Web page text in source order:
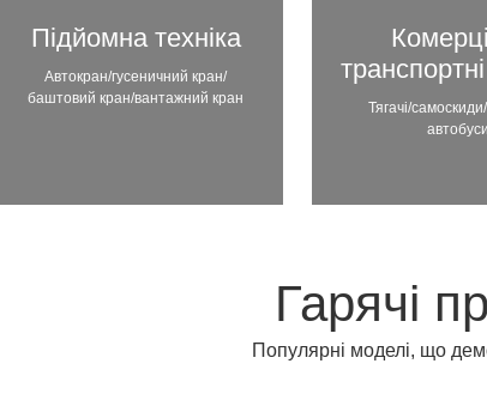
Підйомна техніка
Автокран/гусеничний кран/
баштовий кран/вантажний кран
Тягачі/
автобуси
Гарячі
Популярні моделі, що